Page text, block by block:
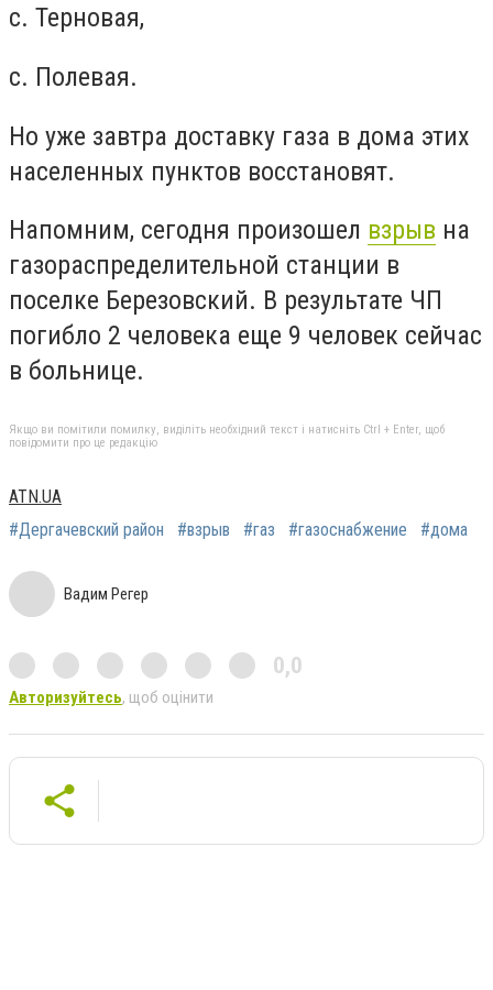
с. Терновая,
с. Полевая.
Но уже завтра доставку газа в дома этих
населенных пунктов восстановят.
Напомним, сегодня произошел взрыв на
газораспределительной станции в
поселке Березовский. В результате ЧП
погибло 2 человека еще 9 человек сейчас
в больнице.
Якщо ви помітили помилку, виділіть необхідний текст і натисніть Ctrl + Enter, щоб
повідомити про це редакцію
ATN.UA
#Дергачевский район
#взрыв #газ #газоснабжение #дома
Вадим Регер
0,0
Авторизуйтесь, щоб оцінити